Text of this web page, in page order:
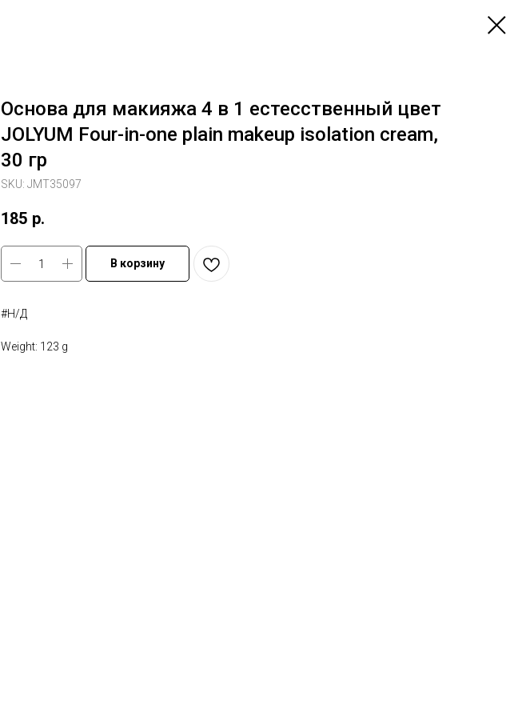
Основа для макияжа 4 в 1 естесственный цвет
JOLYUM Four-in-one plain makeup isolation cream,
30 гр
SKU: JMT35097
185 р.
В корзину
#Н/Д
Weight: 123 g